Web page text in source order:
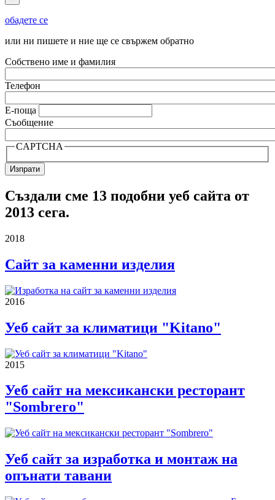
обадете се
или ни пишете и ние ще се свържем обратно
Собствено име и фамилия
Телефон
Е-поща
Съобщение
CAPTCHA
Създали сме 13 подобни уеб сайта от
2013 сега.
2018
Сайт за каменни изделия
2016
Уеб сайт за климатици "Kitano"
2015
Уеб сайт на мексикански ресторант
"Sombrero"
Уеб сайт за изработка и монтаж на
опънати тавани